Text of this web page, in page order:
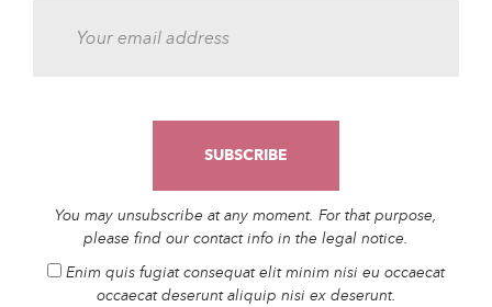
You may unsubscribe at any moment. For that purpose,
please find our contact info in the legal notice.
Enim quis fugiat consequat elit minim nisi eu occaecat
occaecat deserunt aliquip nisi ex deserunt.